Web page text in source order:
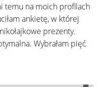
temu na moich profilach
ankietę, w której
prezenty.
Wybrałam pięć